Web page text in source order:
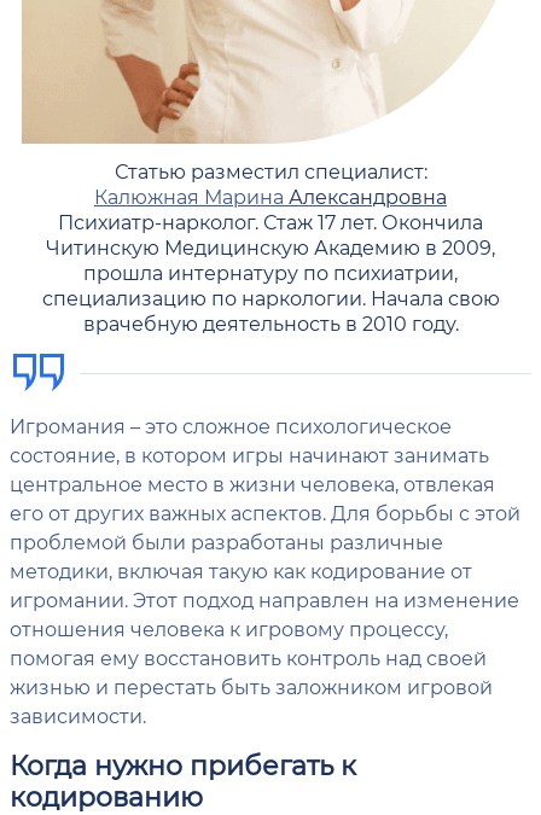
Статью разместил специалист:
Калюжная Марина Александровна
Психиатр-нарколог. Стаж 17 лет. Окончила
Читинскую Медицинскую Академию в 2009,
прошла интернатуру по психиатрии,
специализацию по наркологии. Начала свою
врачебную деятельность в 2010 году.
Игромания – это сложное психологическое
состояние, в котором игры начинают занимать
центральное место в жизни человека, отвлекая
его от других важных аспектов. Для борьбы с этой
проблемой были разработаны различные
методики, включая такую как кодирование от
игромании. Этот подход направлен на изменение
отношения человека к игровому процессу,
помогая ему восстановить контроль над своей
жизнью и перестать быть заложником игровой
зависимости.
Когда нужно прибегать к
кодированию